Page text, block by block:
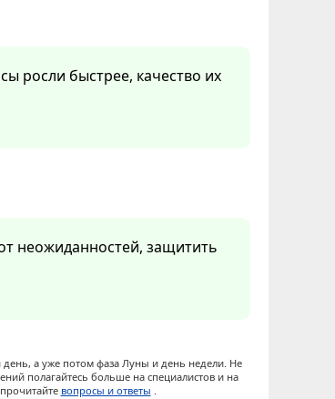
росли быстрее, качество их
неожиданностей, защитить
а уже потом фаза Луны и день недели. Не
полагайтесь больше на специалистов и на
вопросы и ответы .